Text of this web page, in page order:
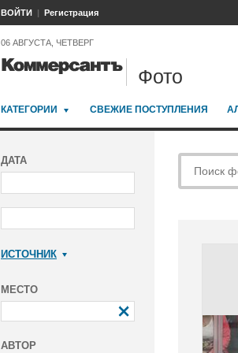
ВОЙТИ Регистрация
06 АВГУСТА, ЧЕТВЕРГ
Фото
КАТЕГОРИИ СВЕЖИЕ ПОСТУПЛЕНИЯ
ДАТА
ИСТОЧНИК
МЕСТО
АВТОР